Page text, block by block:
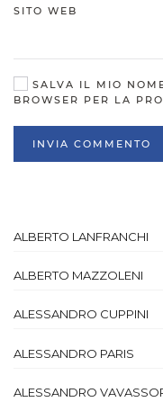
SITO WEB
SALVA IL MIO
BROWSER PER LA
INVIA COMMENTO
ALBERTO LANFRANCHI
ALBERTO MAZZOLENI
ALESSANDRO CUPPINI
ALESSANDRO PARIS
ALESSANDRO